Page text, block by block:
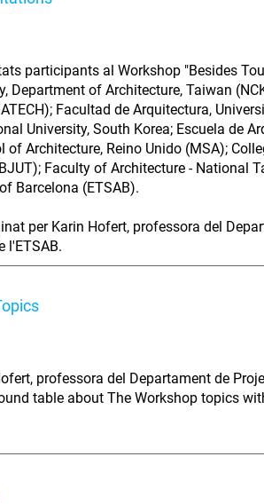
participants al Workshop "Besides
Department of Architecture, Taiwan
Facultad de Arquitectura,
University, South Korea; Escuela de
of Architecture, Reino Unido (MSA);
Faculty of Architecture - National
Barcelona (ETSAB).
per Karin Hofert, professora del
l'ETSAB.
professora del Departament de
table about The Workshop topics